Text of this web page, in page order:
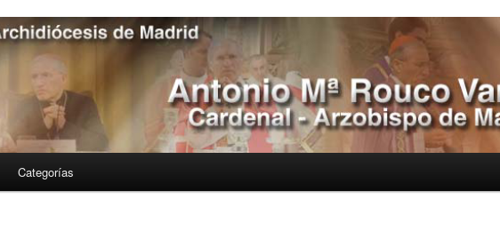
Categorías